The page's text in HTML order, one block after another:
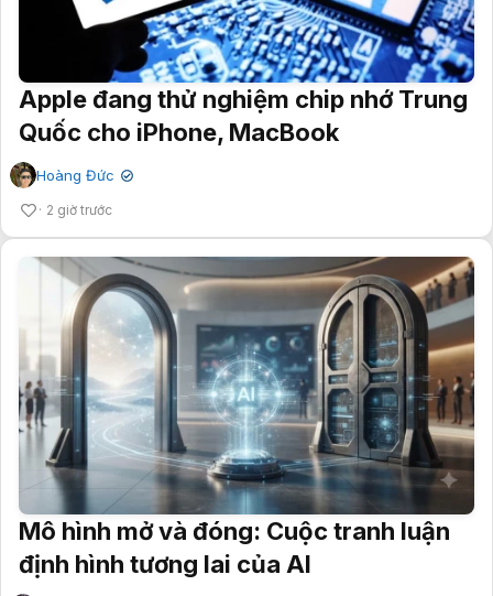
Apple đang thử nghiệm chip nhớ Trung
Quốc cho iPhone, MacBook
Hoàng Đức ✔
2 giờ trước
Mô hình mở và đóng: Cuộc tranh luận
định hình tương lai của AI